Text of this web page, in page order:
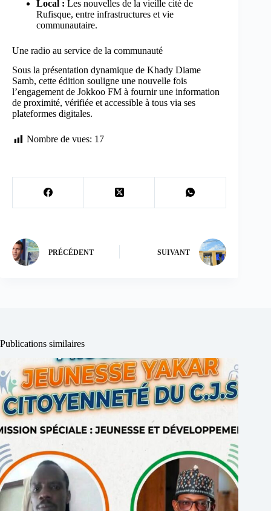
Local : Les nouvelles de la vieille cité de
Rufisque, entre infrastructures et vie
communautaire.
Une radio au service de la communauté
Sous la présentation dynamique de Khady Diame
Samb, cette édition souligne une nouvelle fois
l’engagement de Jokkoo FM à fournir une information
de proximité, vérifiée et accessible à tous via ses
plateformes digitales.
Nombre de vues: 17
PRÉCÉDENT SUIVANT
Publications similaires